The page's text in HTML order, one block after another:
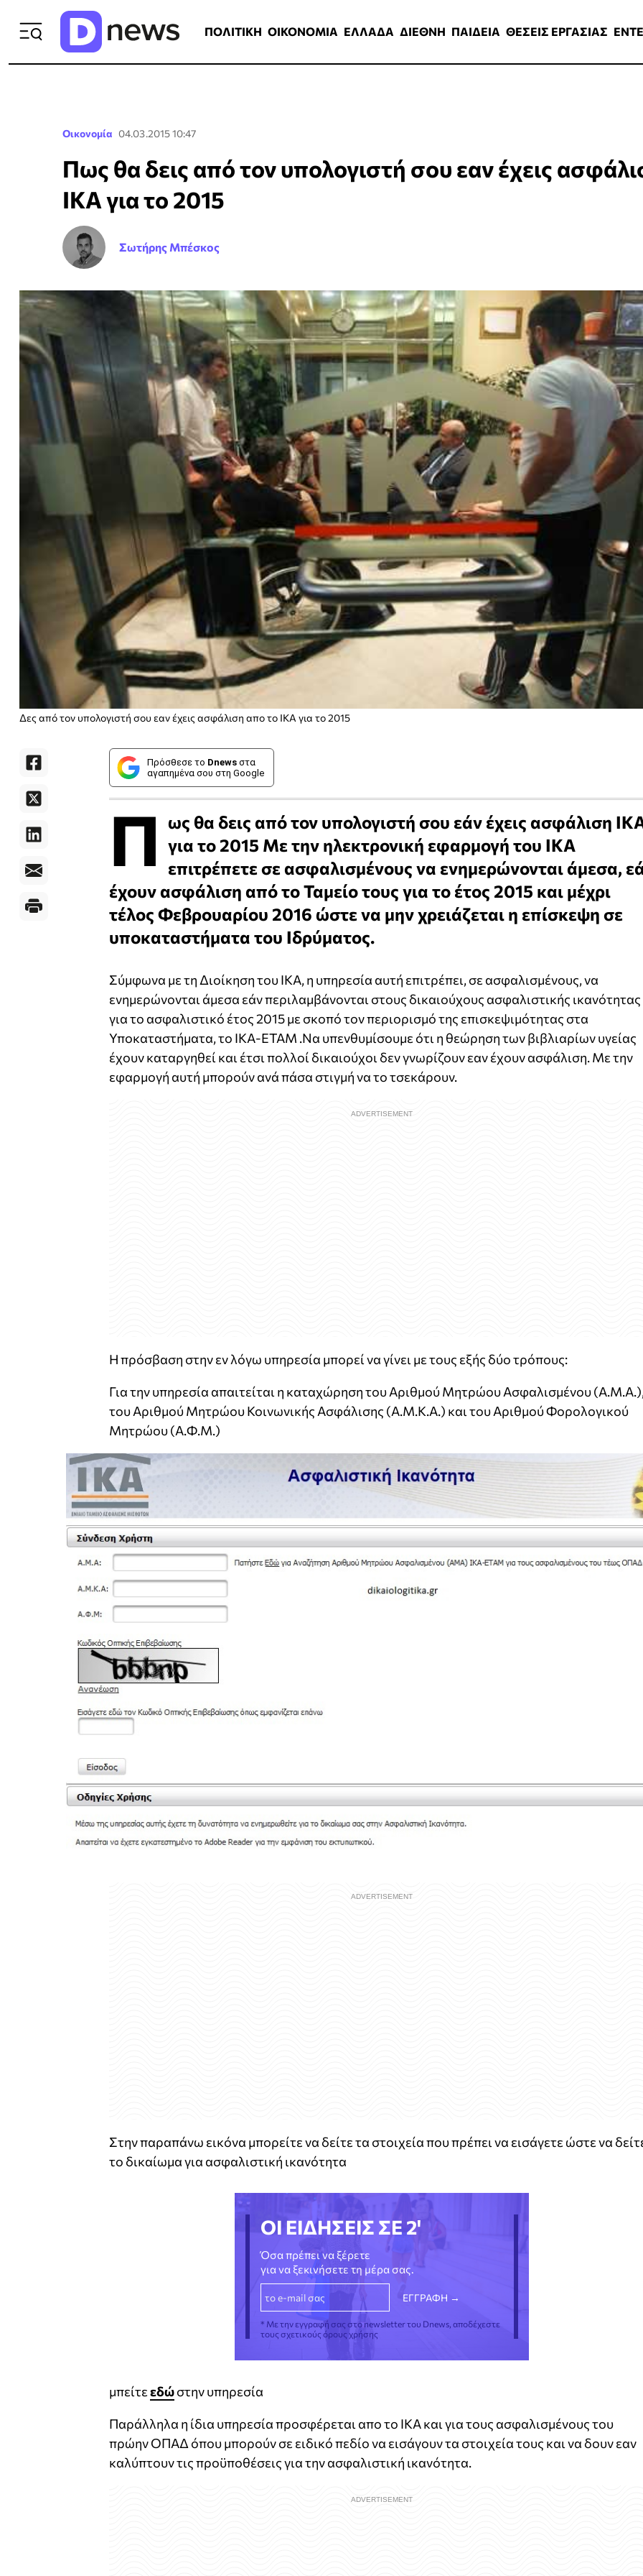
ΠΟΛΙΤΙΚΗ ΟΙΚΟΝΟΜΙΑ ΕΛΛΑΔΑ ΔΙΕΘΝΗ ΠΑΙΔΕΙΑ ΘΕΣΕΙΣ ΕΡΓΑΣΙΑΣ
Οικονομία 04.03.2015 10:47
Πως θα δεις από τον υπολογιστή σου εαν έχεις
ΙΚΑ για το 2015
Σωτήρης Μπέσκος
Δες από τον υπολογιστή σου εαν έχεις ασφάλιση απο το ΙΚΑ για το 2015
Πρόσθεσε το Dnews στα
αγαπημένα σου στη Google
Π ως θα δεις από τον υπολογιστή σου εάν έχεις ασφάλιση
για το 2015 Με την ηλεκτρονική εφαρμογή του ΙΚΑ
επιτρέπετε σε ασφαλισμένους να ενημερώνονται άμεσα,
έχουν ασφάλιση από το Ταμείο τους για το έτος 2015 και μέχρι
τέλος Φεβρουαρίου 2016 ώστε να μην χρειάζεται η επίσκεψη σε
υποκαταστήματα του Ιδρύματος.
Σύμφωνα με τη Διοίκηση του ΙΚΑ, η υπηρεσία αυτή επιτρέπει, σε ασφαλισμένους, να
ενημερώνονται άμεσα εάν περιλαμβάνονται στους δικαιούχους ασφαλιστικής ικανότητας
για το ασφαλιστικό έτος 2015 με σκοπό τον περιορισμό της επισκεψιμότητας στα
Υποκαταστήματα, το ΙΚΑ-ΕΤΑΜ .Να υπενθυμίσουμε ότι η θεώρηση των βιβλιαρίων υγείας
έχουν καταργηθεί και έτσι πολλοί δικαιούχοι δεν γνωρίζουν εαν έχουν ασφάλιση. Με την
εφαρμογή αυτή μπορούν ανά πάσα στιγμή να το τσεκάρουν.
Η πρόσβαση στην εν λόγω υπηρεσία μπορεί να γίνει με τους εξής δύο τρόπους:
Για την υπηρεσία απαιτείται η καταχώρηση του Αριθμού Μητρώου Ασφαλισμένου
του Αριθμού Μητρώου Κοινωνικής Ασφάλισης (Α.Μ.Κ.Α.) και του Αριθμού Φορολογικού
Μητρώου (Α.Φ.Μ.)
Στην παραπάνω εικόνα μπορείτε να δείτε τα στοιχεία που πρέπει να εισάγετε ώστε να
το δικαίωμα για ασφαλιστική ικανότητα
ΟΙ ΕΙΔΗΣΕΙΣ ΣΕ 2'
Όσα πρέπει να ξέρετε
για να ξεκινήσετε τη μέρα σας.
* Με την εγγραφή σας στο newsletter του Dnews, αποδέχεστε
τους σχετικούς όρους χρήσης
μπείτεεδώστην υπηρεσία
Παράλληλα η ίδια υπηρεσία προσφέρεται απο το ΙΚΑ και για τους ασφαλισμένους του
πρώην ΟΠΑΔ όπου μπορούν σε ειδικό πεδίο να εισάγουν τα στοιχεία τους και να δουν εαν
καλύπτουν τις προϋποθέσεις για την ασφαλιστική ικανότητα.